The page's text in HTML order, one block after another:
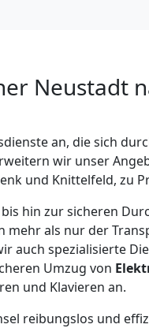
Neustadt
an, die sich
wir unser
und Knittelfeld, zu
hin zur sicheren
mehr als nur der
auch spezialisierte
Umzug von
und Klavieren an.
reibungslos und